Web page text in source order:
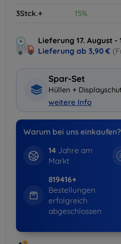
3Stck.+ 15%
Lieferung 17. August -
Lieferung ab 3,90 €
Spar-Set
Hüllen +
weitere Info
Warum bei uns einkaufen?
14Jahre am
Markt
819416+
Bestellungen
erfolgreich
abgeschlossen